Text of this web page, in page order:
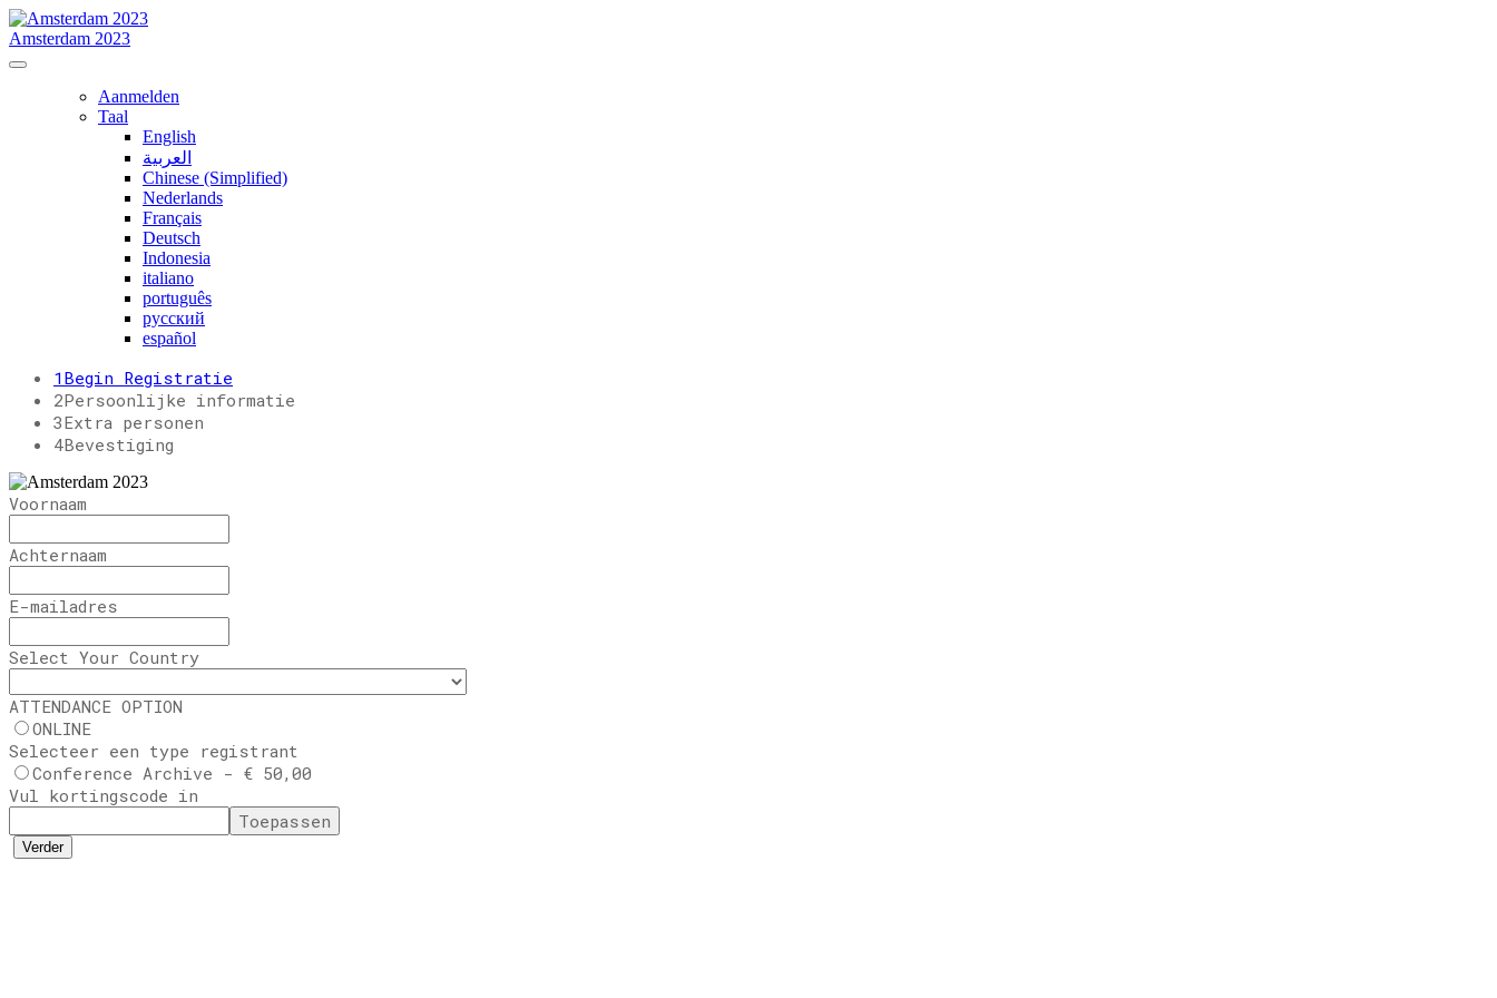
Amsterdam 2023
Aanmelden
Taal
English
العربية
Chinese (Simplified)
Nederlands
Français
Deutsch
Indonesia
italiano
português
русский
español
1 Begin Registratie
2Persoonlijke informatie
3Extra personen
4Bevestiging
Voornaam
Achternaam
E-mailadres
Select Your Country
ATTENDANCE OPTION
ONLINE
Selecteer een type registrant
Conference Archive - € 50,00
Vul kortingscode in
Toepassen
Verder